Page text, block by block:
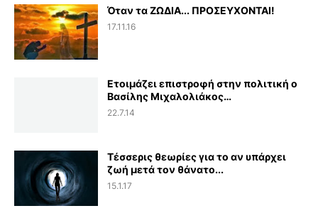
Όταν τα ΖΩΔΙΑ... ΠΡΟΣΕΥΧΟΝΤΑΙ!
17.11.16
Ετοιμάζει επιστροφή στην πολιτική ο
Βασίλης Μιχαλολιάκος…
22.7.14
Τέσσερις θεωρίες για το αν υπάρχει
ζωή μετά τον θάνατο...
15.1.17